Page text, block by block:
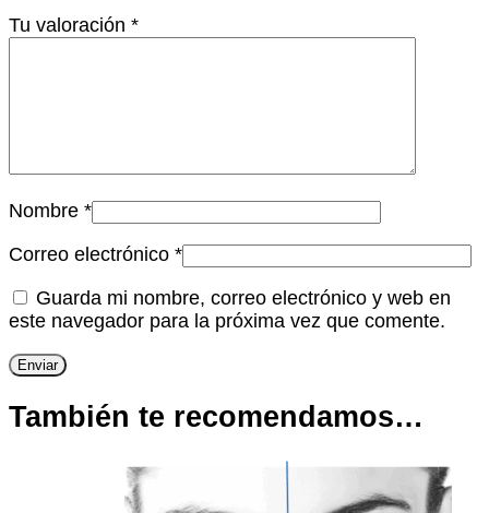
Tu valoración *
Nombre *
Correo electrónico *
Guarda mi nombre, correo electrónico y web en
este navegador para la próxima vez que comente.
También te recomendamos…